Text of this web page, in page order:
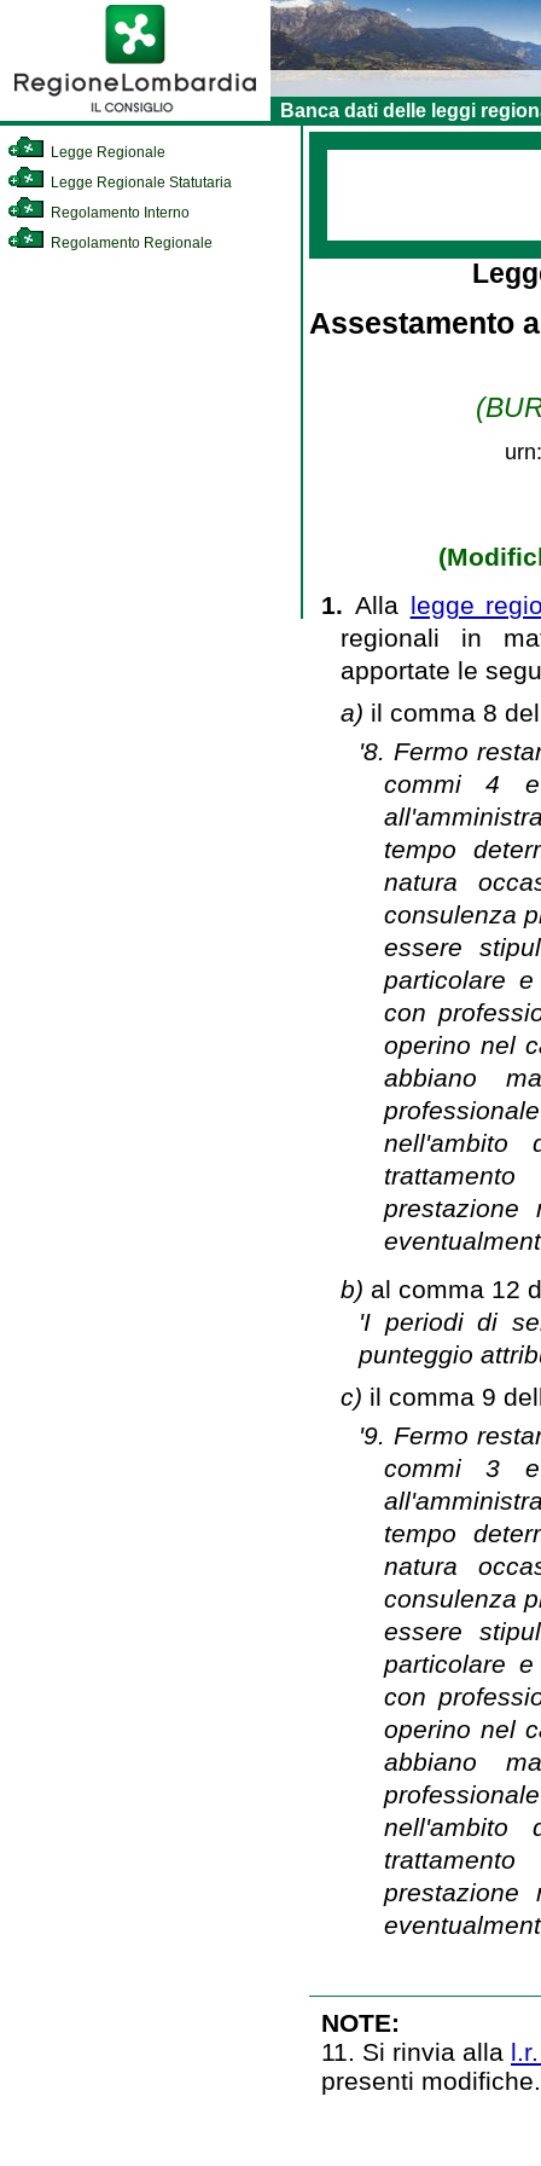
Banca dati delle leggi
Legge Regionale
Legge Regionale Statutaria
Regolamento Interno
Regolamento Regionale
Assestamento
1. Alla legge
regionali in
apportate le
a) il comma 8
'8. Fermo
commi 4 e
tempo
natura
consulenza
essere
particolare
con
operino nel
abbiano
nell'ambito
b) al comma 12
'I periodi di
punteggio
c) il comma 9
'9. Fermo
commi 3 e
tempo
natura
consulenza
essere
particolare
con
operino nel
abbiano
nell'ambito
NOTE:
11. Si rinvia alla
presenti